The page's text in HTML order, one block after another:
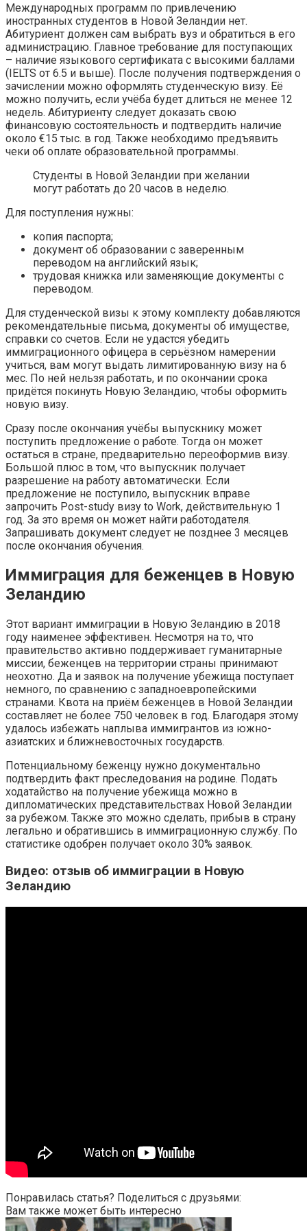
Международных программ по привлечению
иностранных студентов в Новой Зеландии нет.
Абитуриент должен сам выбрать вуз и обратиться в его
администрацию. Главное требование для поступающих
– наличие языкового сертификата с высокими баллами
(IELTS от 6.5 и выше). После получения подтверждения о
зачислении можно оформлять студенческую визу. Её
можно получить, если учёба будет длиться не менее 12
недель. Абитуриенту следует доказать свою
финансовую состоятельность и подтвердить наличие
около €15 тыс. в год. Также необходимо предъявить
чеки об оплате образовательной программы.
Студенты в Новой Зеландии при желании
могут работать до 20 часов в неделю.
Для поступления нужны:
копия паспорта;
документ об образовании с заверенным
переводом на английский язык;
трудовая книжка или заменяющие документы с
переводом.
Для студенческой визы к этому комплекту добавляются
рекомендательные письма, документы об имуществе,
справки со счетов. Если не удастся убедить
иммиграционного офицера в серьёзном намерении
учиться, вам могут выдать лимитированную визу на 6
мес. По ней нельзя работать, и по окончании срока
придётся покинуть Новую Зеландию, чтобы оформить
новую визу.
Сразу после окончания учёбы выпускнику может
поступить предложение о работе. Тогда он может
остаться в стране, предварительно переоформив визу.
Большой плюс в том, что выпускник получает
разрешение на работу автоматически. Если
предложение не поступило, выпускник вправе
запрочить Post-study визу to Work, действительную 1
год. За это время он может найти работодателя.
Запрашивать документ следует не позднее 3 месяцев
после окончания обучения.
Иммиграция для беженцев в Новую
Зеландию
Этот вариант иммиграции в Новую Зеландию в 2018
году наименее эффективен. Несмотря на то, что
правительство активно поддерживает гуманитарные
миссии, беженцев на территории страны принимают
неохотно. Да и заявок на получение убежища поступает
немного, по сравнению с западноевропейскими
странами. Квота на приём беженцев в Новой Зеландии
составляет не более 750 человек в год. Благодаря этому
удалось избежать наплыва иммигрантов из южно-
азиатских и ближневосточных государств.
Потенциальному беженцу нужно документально
подтвердить факт преследования на родине. Подать
ходатайство на получение убежища можно в
дипломатических представительствах Новой Зеландии
за рубежом. Также это можно сделать, прибыв в страну
легально и обратившись в иммиграционную службу. По
статистике одобрен получает около 30% заявок.
Видео: отзыв об иммиграции в Новую
Зеландию
Понравилась статья? Поделиться с друзьями:
Вам также может быть интересно